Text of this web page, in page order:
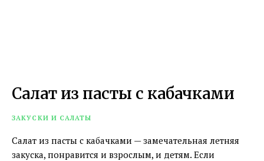
Салат из пасты с кабачками
ЗАКУСКИ И САЛАТЫ
Салат из пасты с кабачками — замечательная летняя
закуска, понравится и взрослым, и детям. Если